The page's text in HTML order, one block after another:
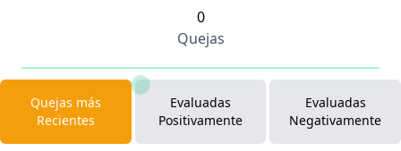
0
Quejas
Quejas más
Recientes
Evaluadas
Positivamente
Evaluadas
Negativamente